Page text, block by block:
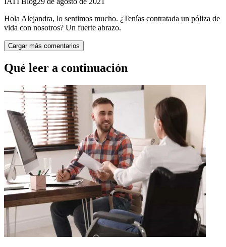
Hola Alejandra, lo sentimos mucho. ¿Tenías contratada un póliza de
vida con nosotros? Un fuerte abrazo.
Cargar más comentarios
Qué leer a continuación